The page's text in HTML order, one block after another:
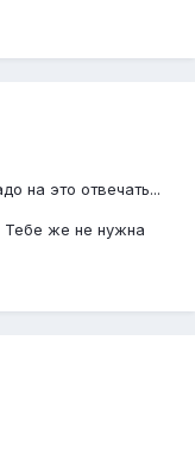
на это отвечать...
Тебе же не нужна